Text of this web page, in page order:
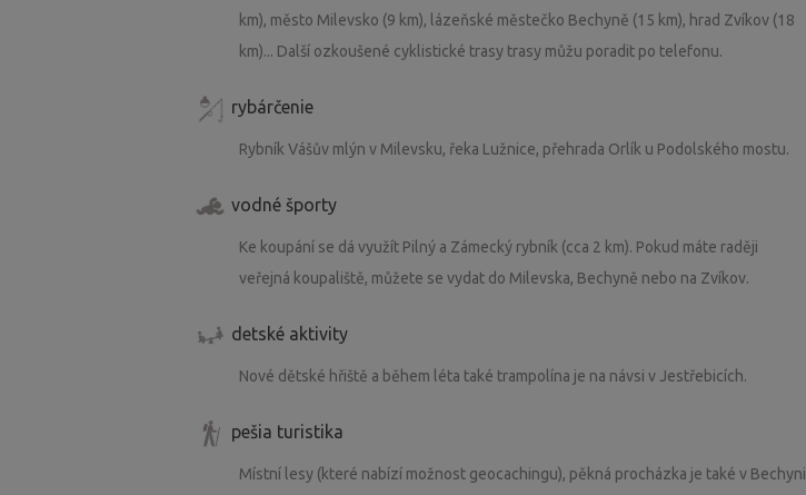
km), město Milevsko (9 km), lázeňské městečko Bechyně (15 km), hrad Zvíkov (18
km)... Další ozkoušené cyklistické trasy trasy můžu poradit po telefonu.
rybárčenie
Rybník Vášův mlýn v Milevsku, řeka Lužnice, přehrada Orlík u Podolského mostu.
vodné športy
Ke koupání se dá využít Pilný a Zámecký rybník (cca 2 km). Pokud máte raději
veřejná koupaliště, můžete se vydat do Milevska, Bechyně nebo na Zvíkov.
detské aktivity
Nové dětské hřiště a během léta také trampolína je na návsi v Jestřebicích.
pešia turistika
Místní lesy (které nabízí možnost geocachingu), pěkná procházka je také v Bechyni